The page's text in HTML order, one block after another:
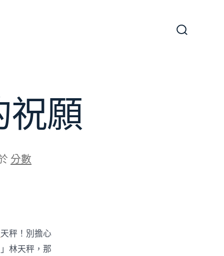
祝願
分數
天秤！別擔心
林天秤，那